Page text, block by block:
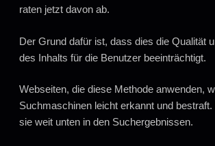
raten jetzt davon ab.
Der Grund dafür ist, dass dies die Qualität
des Inhalts für die Benutzer beeinträchtigt.
Webseiten, die diese Methode anwenden,
Suchmaschinen leicht erkannt und bestraft.
sie weit unten in den Suchergebnissen.